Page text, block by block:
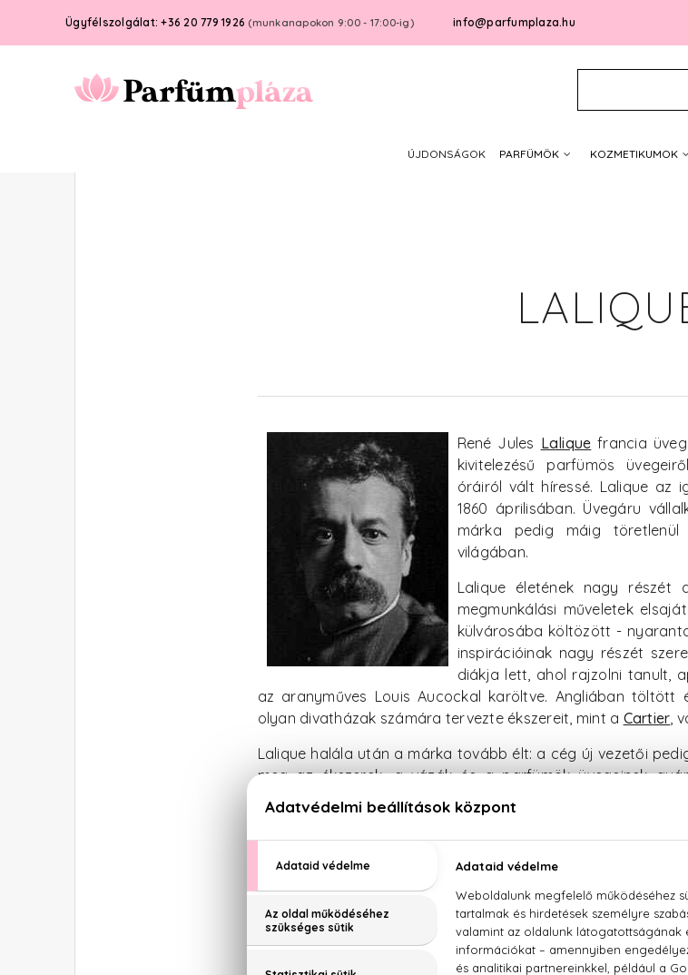
Ügyfélszolgálat: +36 20 779 1926 (munkanapokon 9:00 - 17:00-ig) info@parfumplaza.hu
ÚJDONSÁGOK PARFÜMÖK KOZMETIKUMOK
René Jules Lalique francia
kivitelezésű parfümös
óráiról vált híressé. Lalique az
1860 áprilisában. Üvegáru
márka pedig máig
világában.
Lalique életének nagy részét
megmunkálási műveletek
külvárosába költözött -
inspirációinak nagy részét
diákja lett, ahol rajzolni tanult,
az aranyműves Louis Aucockal karöltve. Angliában töltött
olyan divatházak számára tervezte ékszereit, mint a Cartier,
Lalique halála után a márka tovább élt: a cég új vezetői
meg az ékszerek, a vázák és a parfümök üvegeinek
elteltével a tervezett parfümös üvegeket már meg is
különleges parfüm került a polcokra Lalique névvel fémjelezve.
pompázó tagja az
neve minőségére, és dizájnjára
gyümölcsök és virágok
gyümölcsök tündér-
egyszerre bűvöl el a